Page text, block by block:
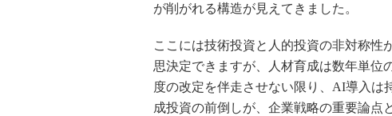
が削がれる構造が見えてきました。
ここには技術投資と人的投資の非対称
思決定できますが、人材育成は数年単位
度の改定を伴走させない限り、AI導入は
成投資の前倒しが、企業戦略の重要論点